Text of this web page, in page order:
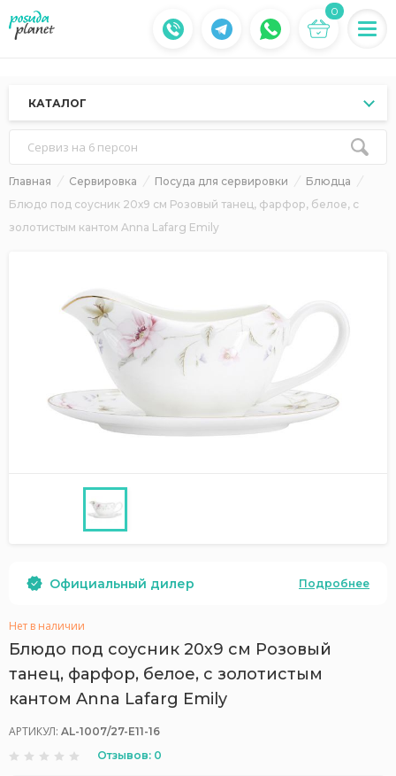
0
КАТАЛОГ
Сервиз на 6 персон
Главная Сервировка Посуда для сервировки
Блюдца
Блюдо под соусник 20х9 см Розовый танец, фарфор, белое, с
золотистым кантом Anna Lafarg Emily
Официальный дилер Подробнее
Нет в наличии
Блюдо под соусник 20х9 см Розовый
танец, фарфор, белое, с золотистым
кантом Anna Lafarg Emily
АРТИКУЛ: AL-1007/27-E11-16
Отзывов: 0